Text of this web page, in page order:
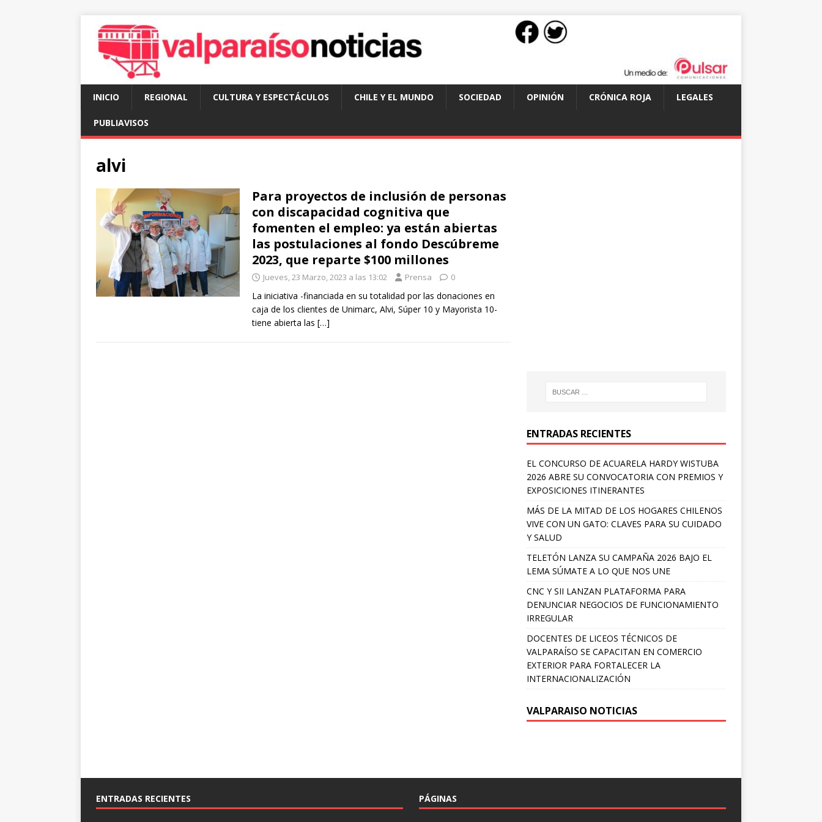
INICIO REGIONAL CULTURA Y ESPECTÁCULOS CHILE Y EL MUNDO SOCIEDAD OPINIÓN CRÓNICA ROJA LEGALES
PUBLIAVISOS
alvi
Para proyectos de inclusión de personas
con discapacidad cognitiva que
fomenten el empleo: ya están abiertas
las postulaciones al fondo Descúbreme
2023, que reparte $100 millones
Jueves, 23 Marzo, 2023 a las 13:02 Prensa 0
La iniciativa -financiada en su totalidad por las donaciones en
caja de los clientes de Unimarc, Alvi, Súper 10 y Mayorista 10-
tiene abierta las […]
ENTRADAS RECIENTES
EL CONCURSO DE ACUARELA HARDY WISTUBA
2026 ABRE SU CONVOCATORIA CON PREMIOS Y
EXPOSICIONES ITINERANTES
MÁS DE LA MITAD DE LOS HOGARES CHILENOS
VIVE CON UN GATO: CLAVES PARA SU CUIDADO
Y SALUD
TELETÓN LANZA SU CAMPAÑA 2026 BAJO EL
LEMA SÚMATE A LO QUE NOS UNE
CNC Y SII LANZAN PLATAFORMA PARA
DENUNCIAR NEGOCIOS DE FUNCIONAMIENTO
IRREGULAR
DOCENTES DE LICEOS TÉCNICOS DE
VALPARAÍSO SE CAPACITAN EN COMERCIO
EXTERIOR PARA FORTALECER LA
INTERNACIONALIZACIÓN
VALPARAISO NOTICIAS
ENTRADAS RECIENTES PÁGINAS